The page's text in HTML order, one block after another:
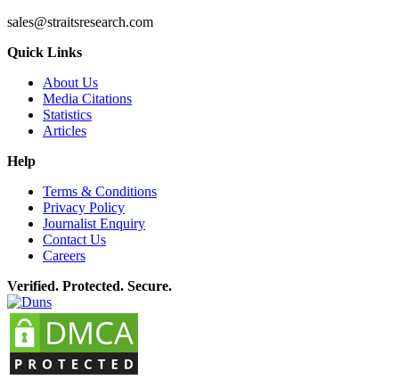
sales@straitsresearch.com
Quick Links
About Us
Media Citations
Statistics
Articles
Help
Terms & Conditions
Privacy Policy
Journalist Enquiry
Contact Us
Careers
Verified. Protected. Secure.